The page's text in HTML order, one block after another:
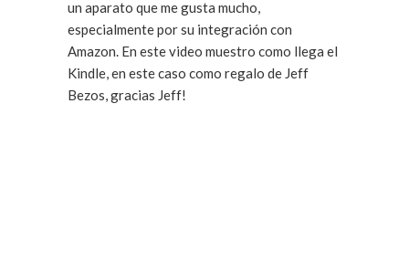
un aparato que me gusta mucho,
especialmente por su integración con
Amazon. En este video muestro como llega el
Kindle, en este caso como regalo de Jeff
Bezos, gracias Jeff!